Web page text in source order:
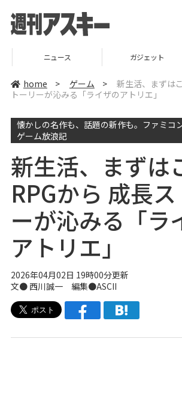
ニュース ガジェット
home > ゲーム >
新生活、まずは
トーリーが沁みる「ライザのアトリエ」
懐かしの名作も、話題の新作も。ファミコ
ゲーム放浪記
新生活、まずは
RPGから 成長
ーが沁みる「ラ
アトリエ」
2026年04月02日 19時00分更新
文● 西川誠一 編集●ASCII